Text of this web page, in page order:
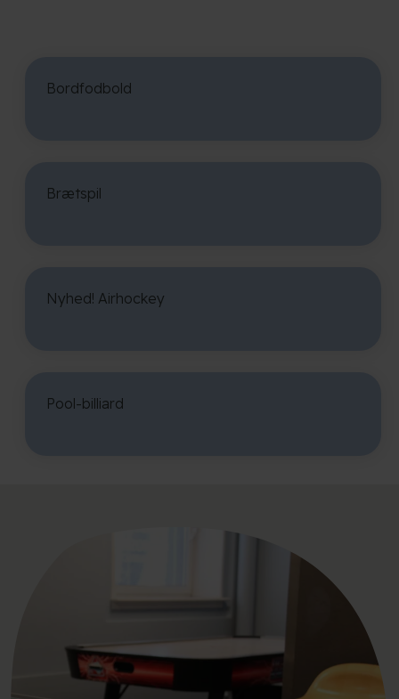
Bordfodbold
Brætspil
Nyhed! Airhockey
Pool-billiard